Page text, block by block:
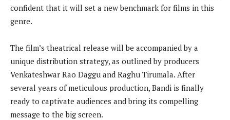
confident that it will set a new benchmark for films in this
genre.
The film’s theatrical release will be accompanied by a
unique distribution strategy, as outlined by producers
Venkateshwar Rao Daggu and Raghu Tirumala. After
several years of meticulous production, Bandi is finally
ready to captivate audiences and bring its compelling
message to the big screen.